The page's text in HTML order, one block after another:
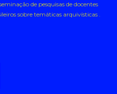
de pesquisas de docentes
sobre temáticas arquivísticas .